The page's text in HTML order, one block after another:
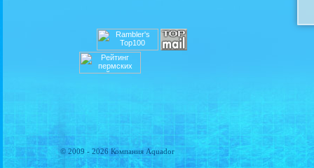
© 2009 - 2026 Компания Aquador